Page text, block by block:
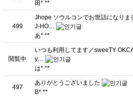
田* **
499
Jhope ソウルコンでお世話になりま
J-HO…
あ* **
閲覧中
いつも利用してます／sweeTY
y…
は* **
497
ありがとうございました
B* **